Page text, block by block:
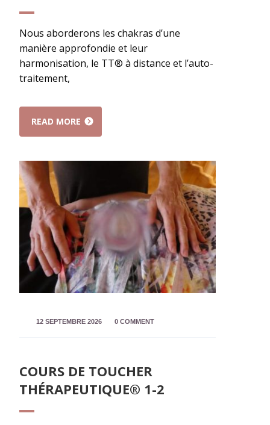
Nous aborderons les chakras d’une
manière approfondie et leur
harmonisation, le TT® à distance et l’auto-
traitement,
READ MORE
12 SEPTEMBRE 2026 0 COMMENT
COURS DE TOUCHER
THÉRAPEUTIQUE® 1-2